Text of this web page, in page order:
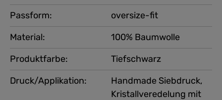
Produktfarbe: Tiefschwarz
Material: 100% Baumwolle
Passform: oversize-fit
Druck/Applikation:
Handmade Siebdruck,
Kristallveredelung mit